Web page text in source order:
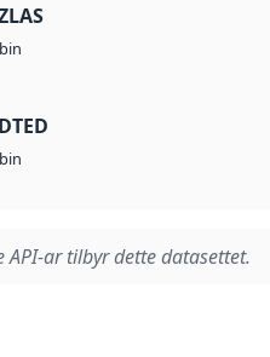
bin
bin
API-ar tilbyr dette datasettet.